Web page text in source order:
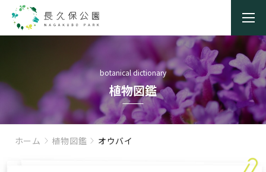
botanical dictionary
植物図鑑
ホーム 植物図鑑 オウバイ